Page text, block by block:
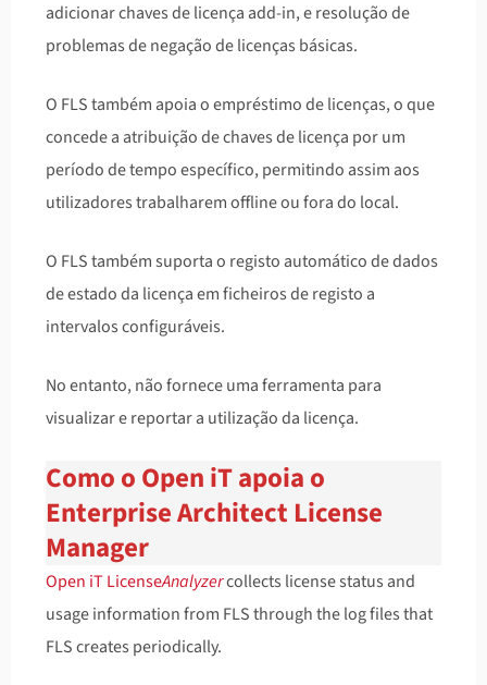
adicionar chaves de licença add-in, e resolução de
problemas de negação de licenças básicas.
O FLS também apoia o empréstimo de licenças, o que
concede a atribuição de chaves de licença por um
período de tempo específico, permitindo assim aos
utilizadores trabalharem offline ou fora do local.
O FLS também suporta o registo automático de dados
de estado da licença em ficheiros de registo a
intervalos configuráveis.
No entanto, não fornece uma ferramenta para
visualizar e reportar a utilização da licença.
Como o Open iT apoia o
Enterprise Architect License
Manager
Open iT LicenseAnalyzercollects license status and
usage information from FLS through the log files that
FLS creates periodically.